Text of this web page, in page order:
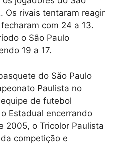
Os rivais tentaram reagir
com 24 a 13.
o São Paulo
19 a 17.
do São Paulo
Paulista no
de futebol
Estadual encerrando
2005, o Tricolor Paulista
competição e